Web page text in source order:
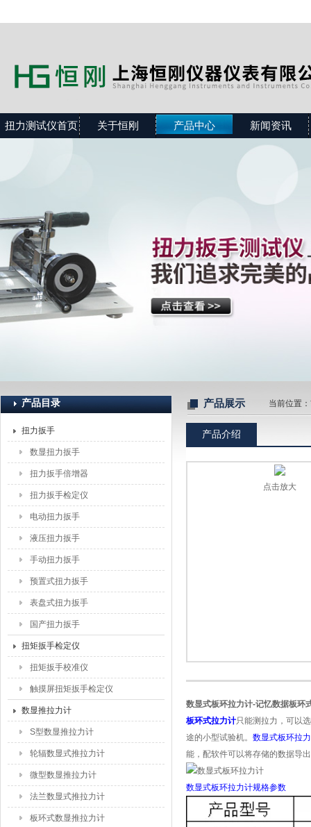
扭力测试仪首页 关于恒刚 产品中心 新闻资讯
产品目录
扭力扳手
数显扭力扳手
扭力扳手倍增器
扭力扳手检定仪
电动扭力扳手
液压扭力扳手
手动扭力扳手
预置式扭力扳手
表盘式扭力扳手
国产扭力扳手
扭矩扳手检定仪
扭矩扳手校准仪
触摸屏扭矩扳手检定仪
数显推拉力计
S型数显推拉力计
轮辐数显式推拉力计
微型数显推拉力计
法兰数显式推拉力计
板环式数显推拉力计
产品展示 当前位置：
产品介绍
点击放大
数显式板环拉力计-记忆数据板环
板环式拉力计只能测拉力， 可以
途的小型试验机。 数显式板环拉
能，配软件可以将存储的数据导
数显式板环拉力计规格参数